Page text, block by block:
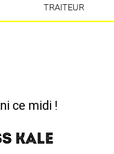
TRAITEUR
ce midi !
KALE